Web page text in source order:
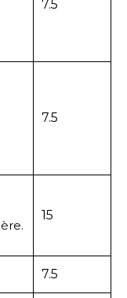
7.5
7.5
15
7.5